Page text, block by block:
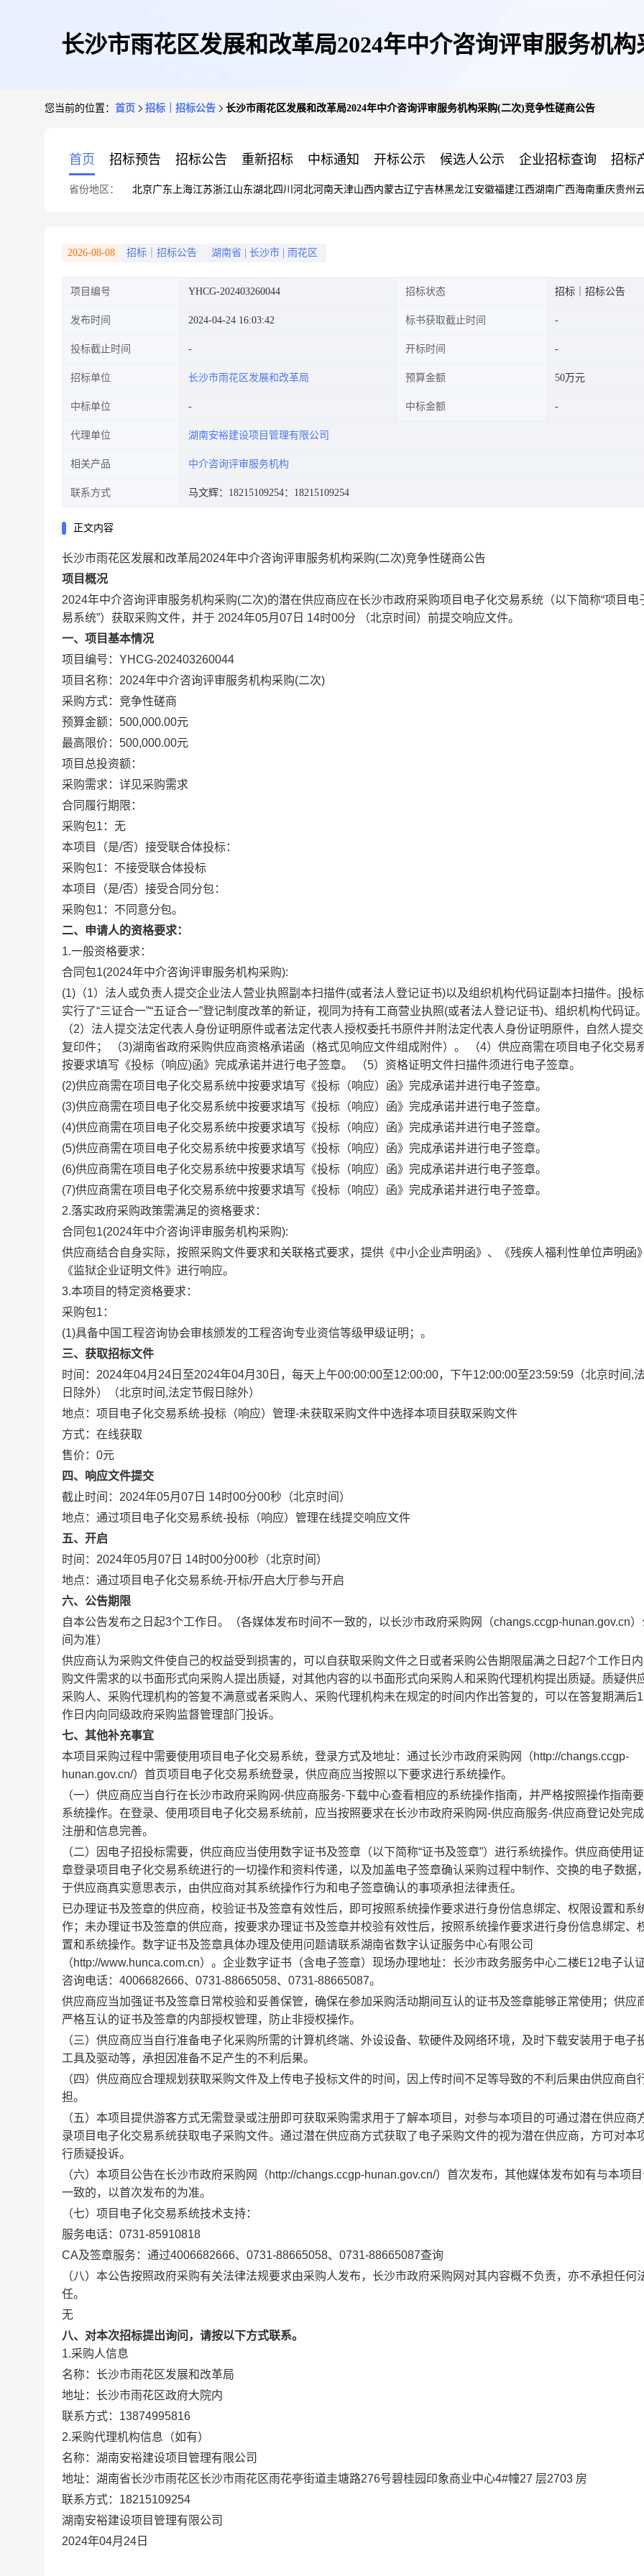
长沙市雨花区发展和改革局2024年中介咨询评审服务机
您当前的位置： 首页 招标｜招标公告 长沙市雨花区发展和改革局2024年中介咨询评审服务机构采购(二次)竞争性磋商公告
首页 招标预告 招标公告 重新招标 中标通知 开标公示 候选人公示 企业招标查询 招标
省份地区： 北京广东 上海江苏浙江山东湖北四川 河北河南天津山西内蒙古辽宁吉林黑龙江安徽福建江西湖南广西海南重庆贵州
2026-08-08 招标｜招标公告 湖南省 长沙市 雨花区
项目编号 YHCG-202403260044 招标状态 招标｜招标公告
发布时间 2024-04-24 16:03:42 标书获取截止时间
投标截止时间 开标时间
招标单位 长沙市雨花区发展和改革局 预算金额 50万元
中标单位 中标金额
代理单位 湖南安裕建设项目管理有限公司
相关产品 中介咨询评审服务机构
联系方式 马文辉：18215109254：18215109254
正文内容
长沙市雨花区发展和改革局2024年中介咨询评审服务机构采购(二次)竞争性磋商公告
项目概况
2024年中介咨询评审服务机构采购(二次)的潜在供应商应在长沙市政府采购项目电子化交易系统（以下简称“项目电
易系统”）获取采购文件，并于 2024年05月07日 14时00分
（北京时间）前提交响应文件。
一、项目基本情况
项目编号：YHCG-202403260044
项目名称：2024年中介咨询评审服务机构采购(二次)
采购方式：竞争性磋商
预算金额： 500,000.00元
最高限价： 500,000.00元
项目总投资额：
采购需求：详见采购需求
合同履行期限：
采购包1：无
本项目（是/否）接受联合体投标：
采购包1：不接受联合体投标
本项目（是/否）接受合同分包：
采购包1：不同意分包。
二、申请人的资格要求：
1.一般资格要求：
合同包1(2024年中介咨询评审服务机构采购):
(1)（1）法人或负责人提交企业法人营业执照副本扫描件(或者法人登记证书)以及组织机构代码证副本扫描件。[投
实行了“三证合一”“五证合一”登记制度改革的新证，视同为持有工商营业执照(或者法人登记证书)、组织机构代码证
（2）法人提交法定代表人身份证明原件或者法定代表人授权委托书原件并附法定代表人身份证明原件，自然人提
复印件； （3)湖南省政府采购供应商资格承诺函（格式见响应文件组成附件）。 （4）供应商需在项目电子化交易
按要求填写《投标（响应)函》完成承诺并进行电子签章。 （5）资格证明文件扫描件须进行电子签章。
(2)供应商需在项目电子化交易系统中按要求填写《投标（响应）函》完成承诺并进行电子签章。
(3)供应商需在项目电子化交易系统中按要求填写《投标（响应）函》完成承诺并进行电子签章。
(4)供应商需在项目电子化交易系统中按要求填写《投标（响应）函》完成承诺并进行电子签章。
(5)供应商需在项目电子化交易系统中按要求填写《投标（响应）函》完成承诺并进行电子签章。
(6)供应商需在项目电子化交易系统中按要求填写《投标（响应）函》完成承诺并进行电子签章。
(7)供应商需在项目电子化交易系统中按要求填写《投标（响应）函》完成承诺并进行电子签章。
2.落实政府采购政策需满足的资格要求：
合同包1(2024年中介咨询评审服务机构采购):
供应商结合自身实际，按照采购文件要求和关联格式要求，提供《中小企业声明函》、《残疾人福利性单位声明函
《监狱企业证明文件》进行响应。
3.本项目的特定资格要求：
采购包1：
(1)具备中国工程咨询协会审核颁发的工程咨询专业资信等级甲级证明；。
三、获取招标文件
时间： 2024年04月24日 至2024年04月30日 ，每天上午00:00:00至12:00:00，下午12:00:00至23:59:59 （北京时间,
日除外）
（北京时间,法定节假日除外）
地点： 项目电子化交易系统-投标（响应）管理-未获取采购文件中选择本项目获取采购文件
方式： 在线获取
售价： 0元
四、响应文件提交
截止时间： 2024年05月07日 14时00分00秒 （北京时间）
地点： 通过项目电子化交易系统-投标（响应）管理在线提交响应文件
五、开启
时间： 2024年05月07日 14时00分00秒 （北京时间）
地点： 通过项目电子化交易系统-开标/开启大厅参与开启
六、公告期限
自本公告发布之日起3个工作日。（各媒体发布时间不一致的，以长沙市政府采购网（changs.ccgp-hunan.gov.cn
间为准）
供应商认为采购文件使自己的权益受到损害的，可以自获取采购文件之日或者采购公告期限届满之日起7个工作日
购文件需求的以书面形式向采购人提出质疑，对其他内容的以书面形式向采购人和采购代理机构提出质疑。质疑供
采购人、采购代理机构的答复不满意或者采购人、采购代理机构未在规定的时间内作出答复的，可以在答复期满后
作日内向同级政府采购监督管理部门投诉。
七、其他补充事宜
本项目采购过程中需要使用项目电子化交易系统，登录方式及地址：通过长沙市政府采购网（http://changs.ccgp-
hunan.gov.cn/）首页项目电子化交易系统登录，供应商应当按照以下要求进行系统操作。
（一）供应商应当自行在长沙市政府采购网-供应商服务-下载中心查看相应的系统操作指南，并严格按照操作指南
系统操作。在登录、使用项目电子化交易系统前，应当按照要求在长沙市政府采购网-供应商服务-供应商登记处完
注册和信息完善。
（二）因电子招投标需要，供应商应当使用数字证书及签章（以下简称“证书及签章”）进行系统操作。供应商使用
章登录项目电子化交易系统进行的一切操作和资料传递，以及加盖电子签章确认采购过程中制作、交换的电子数据
于供应商真实意思表示，由供应商对其系统操作行为和电子签章确认的事项承担法律责任。
已办理证书及签章的供应商，校验证书及签章有效性后，即可按照系统操作要求进行身份信息绑定、权限设置和系
作；未办理证书及签章的供应商，按要求办理证书及签章并校验有效性后，按照系统操作要求进行身份信息绑定、
置和系统操作。数字证书及签章具体办理及使用问题请联系湖南省数字认证服务中心有限公司
（http://www.hunca.com.cn）。企业数字证书（含电子签章）现场办理地址：长沙市政务服务中心二楼E12电子认
咨询电话：4006682666、0731-88665058、0731-88665087。
供应商应当加强证书及签章日常校验和妥善保管，确保在参加采购活动期间互认的证书及签章能够正常使用；供应
严格互认的证书及签章的内部授权管理，防止非授权操作。
（三）供应商应当自行准备电子化采购所需的计算机终端、外设设备、软硬件及网络环境，及时下载安装用于电子
工具及驱动等，承担因准备不足产生的不利后果。
（四）供应商应合理规划获取采购文件及上传电子投标文件的时间，因上传时间不足等导致的不利后果由供应商自
担。
（五）本项目提供游客方式无需登录或注册即可获取采购需求用于了解本项目，对参与本项目的可通过潜在供应商
录项目电子化交易系统获取电子采购文件。通过潜在供应商方式获取了电子采购文件的视为潜在供应商，方可对本
行质疑投诉。
（六）本项目公告在长沙市政府采购网（http://changs.ccgp-hunan.gov.cn/）首次发布，其他媒体发布如有与本项
一致的，以首次发布的为准。
（七）项目电子化交易系统技术支持：
服务电话： 0731-85910818
CA及签章服务：通过4006682666、0731-88665058、0731-88665087查询
（八）本公告按照政府采购有关法律法规要求由采购人发布，长沙市政府采购网对其内容概不负责，亦不承担任何
任。
无
八、对本次招标提出询问，请按以下方式联系。
1.采购人信息
名称： 长沙市雨花区发展和改革局
地址： 长沙市雨花区政府大院内
联系方式： 13874995816
2.采购代理机构信息（如有）
名称： 湖南安裕建设项目管理有限公司
地址： 湖南省长沙市雨花区长沙市雨花区雨花亭街道圭塘路276号碧桂园印象商业中心4#幢27 层2703 房
联系方式： 18215109254
湖南安裕建设项目管理有限公司
2024年04月24日